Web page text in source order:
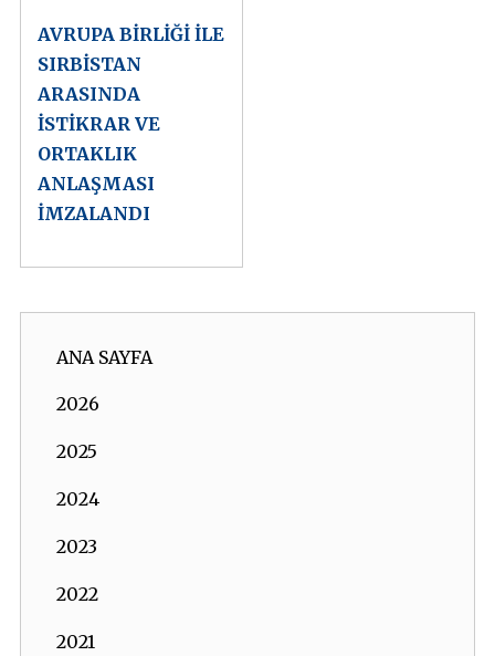
AVRUPA BİRLİĞİ İLE
SIRBİSTAN
ARASINDA
İSTİKRAR VE
ORTAKLIK
ANLAŞMASI
İMZALANDI
ANA SAYFA
2026
2025
2024
2023
2022
2021